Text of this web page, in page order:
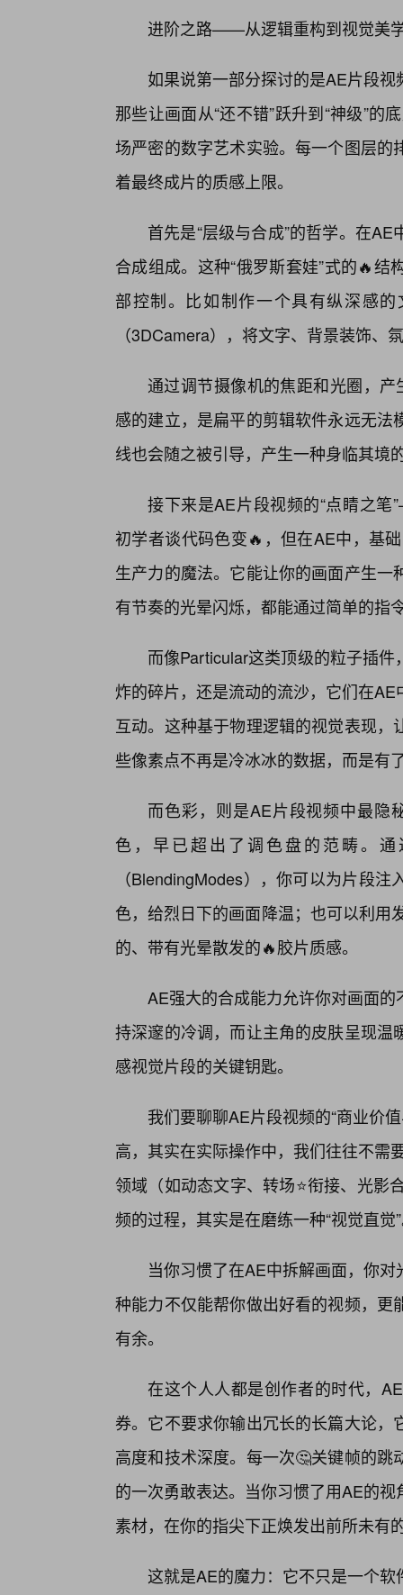
进阶之路——从逻辑重构到视觉美
如果说第一部分探讨的是AE片段
那些让画面从“还不错”跃升到“神级”
场严密的数字艺术实验。每一个图层
着最终成片的质感上限。
首先是“层级与合成”的哲学。在
合成组成。这种“俄罗斯套娃”式的🔥
部控制。比如制作一个具有纵深感
（3DCamera），将文字、背景装饰、
通过调节摄像机的焦距和光圈，
感的建立，是扁平的剪辑软件永远无
线也会随之被引导，产生一种身临其境
接下来是AE片段视频的“点睛之
初学者谈代码色变🔥，但在AE中，基
生产力的魔法。它能让你的画面产生
有节奏的光晕闪烁，都能通过简单的指
而像Particular这类顶级的粒子插
炸的碎片，还是流动的流沙，它们在
互动。这种基于物理逻辑的视觉表现
些像素点不再是冷冰冰的数据，而是有
而色彩，则是AE片段视频中最隐
色，早已超出了调色盘的范畴。
（BlendingModes），你可以为片段
色，给烈日下的画面降温；也可以利用
的、带有光晕散发的🔥胶片质感。
AE强大的合成能力允许你对画面
持深邃的冷调，而让主角的皮肤呈现
感视觉片段的关键钥匙。
我们要聊聊AE片段视频的“商业价
高，其实在实际操作中，我们往往不需
领域（如动态文字、转场⭐衔接、光
频的过程，其实是在磨练一种“视觉直觉
当你习惯了在AE中拆解画面，你
种能力不仅能帮你做出好看的视频，
有余。
在这个人人都是创作者的时代，
券。它不要求你输出冗长的长篇大论
高度和技术深度。每一次🤔关键帧的
的一次勇敢表达。当你习惯了用AE的
素材，在你的指尖下正焕发出前所未有
这就是AE的魔力：它不只是一个